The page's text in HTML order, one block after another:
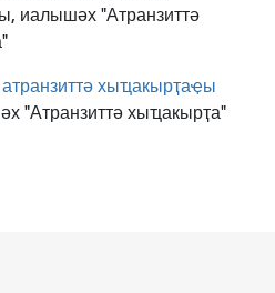
иалышәх "Атранзиттә
хыҵакырҭаҿы
"Атранзиттә хыҵакырҭа"